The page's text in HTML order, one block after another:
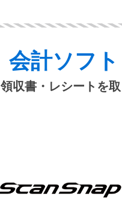
会計ソフ
領収書・レシートを